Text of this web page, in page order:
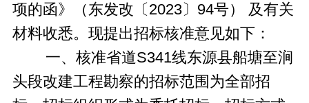
项的函》（东发改〔2023〕94号） 及有关
材料收悉。现提出招标核准意见如下：
一、核准省道S341线东源县船塘至涧
头段改建工程勘察的招标范围为全部招